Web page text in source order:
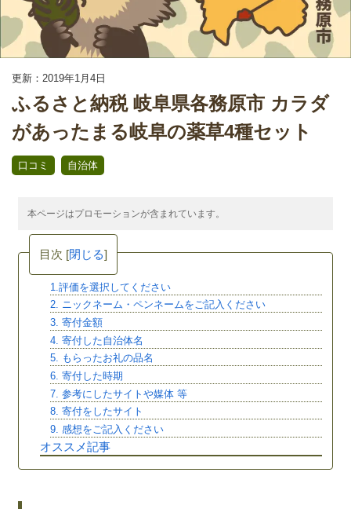
更新：2019年1月4日
ふるさと納税 岐阜県各務原市 カラダ
があったまる岐阜の薬草4種セット
口コミ 自治体
本ページはプロモーションが含まれています。
目次 [閉じる]
1.評価を選択してください
2. ニックネーム・ペンネームをご記入ください
3. 寄付金額
4. 寄付した自治体名
5. もらったお礼の品名
6. 寄付した時期
7. 参考にしたサイトや媒体 等
8. 寄付をしたサイト
9. 感想をご記入ください
オススメ記事